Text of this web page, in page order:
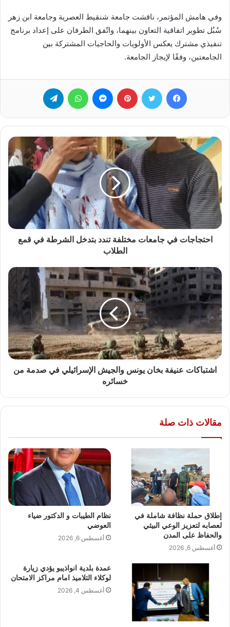
وفي هامش المؤتمر، ناقشت جامعة شنقيط العصرية وجامعة ابن زهر
سُبُل تطوير اتفاقية التعاون بينهما، واتّفق الطرفان على إعداد برنامج
تنفيذي مشترك يعكس الأولويات والحاجيات المشتركة بين
الجامعتين، وفقًا لإيجاز الجامعة.
فيسبوك تويتر بينتيريست ماسنجر واتساب
احتجاجات في جامعات مختلفة تندد بتدخل الشرطة في قمع
الطلاب
اشتباكات عنيفة بخان يونس والجيش الإسرائيلي في صدمة من
خسائره
مقالات ذات صلة
إطلاق حملة نظافة شاملة في
لعصابه لتعزيز الوعي البيئي
والحفاظ على المدن
أغسطس 6, 2026
نظام الطيبات و الدكتور ضياء
العوضي
أغسطس 6, 2026
عمدة بلدية انواذيبو يؤدي زيارة
لوكلاء التلاميذ امام مراكز الامتحان
أغسطس 4, 2026